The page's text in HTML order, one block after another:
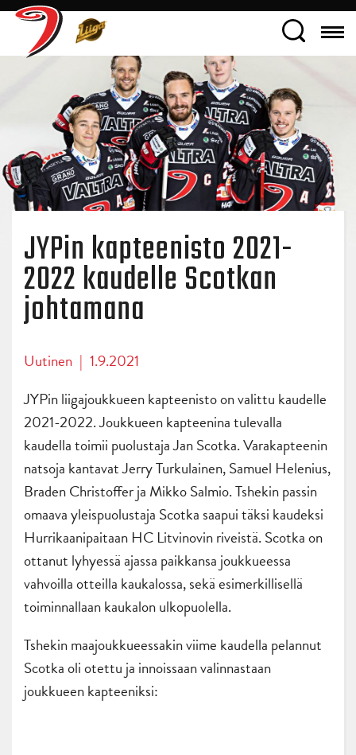
JYPin kapteenisto 2021-
2022 kaudelle Scotkan
johtamana
Uutinen | 1.9.2021
JYPin liigajoukkueen kapteenisto on valittu kaudelle
2021-2022. Joukkueen kapteenina tulevalla
kaudella toimii puolustaja Jan Scotka. Varakapteenin
natsoja kantavat Jerry Turkulainen, Samuel Helenius,
Braden Christoffer ja Mikko Salmio. Tshekin passin
omaava yleispuolustaja Scotka saapui täksi kaudeksi
Hurrikaanipaitaan HC Litvinovin riveistä. Scotka on
ottanut lyhyessä ajassa paikkansa joukkueessa
vahvoilla otteilla kaukalossa, sekä esimerkillisellä
toiminnallaan kaukalon ulkopuolella.
Tshekin maajoukkueessakin viime kaudella pelannut
Scotka oli otettu ja innoissaan valinnastaan
joukkueen kapteeniksi: